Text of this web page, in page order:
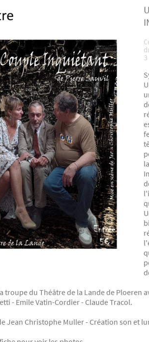
troupe du Théâtre de la Lande de Ploeren
- Emile Vatin-Cordier - Claude Tracol.
Jean Christophe Muller - Création son et